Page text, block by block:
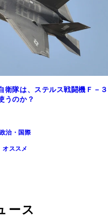
衛隊は、ステルス戦闘機Ｆ－３
うのか？
政治・国際
オススメ
ース